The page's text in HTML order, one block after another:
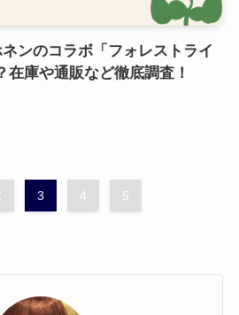
ンのコラボ「フォレストライ
在庫や通販など徹底調査！
3 4 5